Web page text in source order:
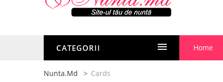
CATEGORII Home
Nunta.md Cards